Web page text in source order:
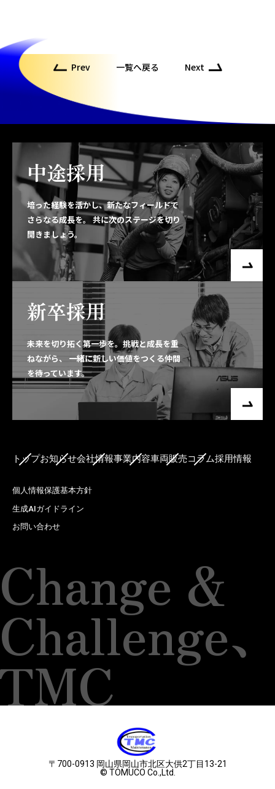
Prev 一覧へ戻る Next
新卒採用
未来を切り拓く第一歩を。挑戦と成長を重
ねながら、
一緒に新しい価値をつくる仲間
を待っています。
中途採用
培った経験を活かし、新たなフィールドで
さらなる成長を。共に次のステージを切り
開きましょう。
トップお知らせ会社情報事業内容車両販売コラム採用情報
個人情報保護基本方針
生成AIガイドライン
お問い合わせ
&
〒700-0913 岡山県岡山市北区大供2丁目13-21
© TOMUCO Co.,Ltd.